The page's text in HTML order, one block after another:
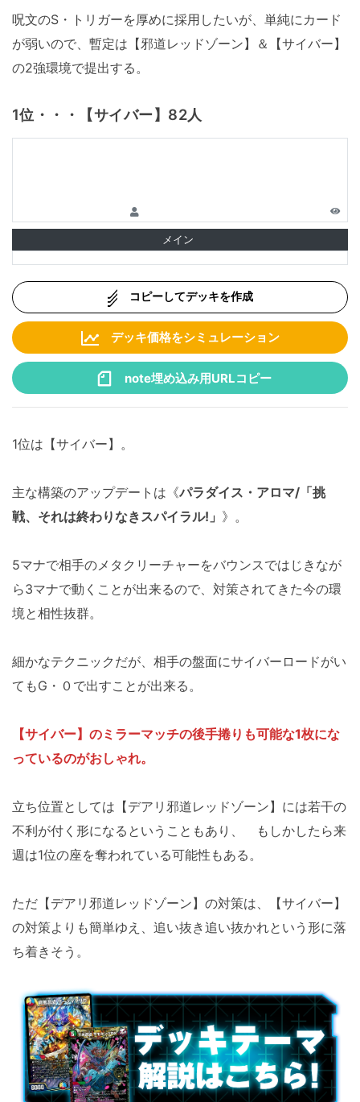
呪文のS・トリガーを厚めに採用したいが、単純にカード
が弱いので、暫定は【邪道レッドゾーン】＆【サイバー】
の2強環境で提出する。
1位・・・【サイバー】82人
メイン
コピーしてデッキを作成
デッキ価格をシミュレーション
note埋め込み用URLコピー
1位は【サイバー】。
主な構築のアップデートは《パラダイス・アロマ/「挑
戦、それは終わりなきスパイラル!」 》。
5マナで相手のメタクリーチャーをバウンスではじきなが
ら3マナで動くことが出来るので、対策されてきた今の環
境と相性抜群。
細かなテクニックだが、相手の盤面にサイバーロードがい
てもG・０で出すことが出来る。
【サイバー】のミラーマッチの後手捲りも可能な1枚にな
っているのがおしゃれ。
立ち位置としては【デアリ邪道レッドゾーン】には若干の
不利が付く形になるということもあり、 もしかしたら来
週は1位の座を奪われている可能性もある。
ただ【デアリ邪道レッドゾーン】の対策は、【サイバー】
の対策よりも簡単ゆえ、追い抜き追い抜かれという形に落
ち着きそう。